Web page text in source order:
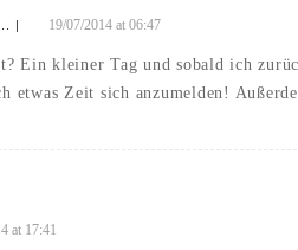
| 19/07/2014 at 06:47
Ein kleiner Tag und sobald ich
etwas Zeit sich anzumelden!
at 17:41